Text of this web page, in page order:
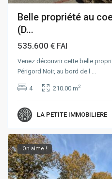
Belle propriété au
(D...
535.600 € FAI
Venez découvrir cette belle
Périgord Noir, au bord de l
4 210.00 m2
LA PETITE IMMOBILIERE
On aime !